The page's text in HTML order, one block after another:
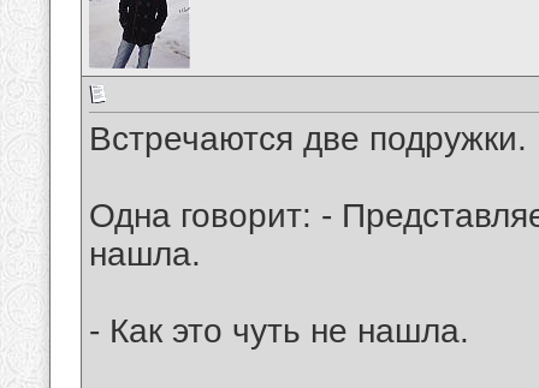
Встречаются две подружки.
Одна говорит: -
нашла.
- Как это чуть не нашла.